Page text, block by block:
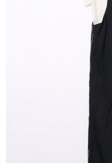
３．未成年的使用者請事先
「AFTEE先享後付」，若未
４．使用「AFTEE先享後付
時審查核予不同之上限額度
請求用戶進行身份認證。
５．嚴禁一人註冊多個帳號
恩沛科技股份有限公司將有